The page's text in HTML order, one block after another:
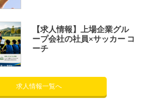
【求人情報】上場企業グル
ープ会社の社員×サッカー コ
ーチ
求人情報一覧へ